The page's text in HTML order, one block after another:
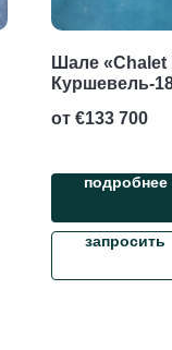
Шале «Chalet
Куршевель-
от €133 700
подробнее
запросить